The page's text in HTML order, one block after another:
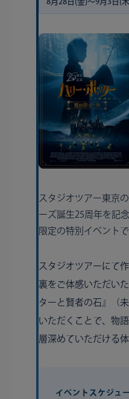
スタジオツアー東京
ーズ誕生25周年を記
限定の特別イベントで
スタジオツアーにて
裏をご体感いただい
ターと賢者の石』（
いただくことで、物
層深めていただける
イベントスケジュ